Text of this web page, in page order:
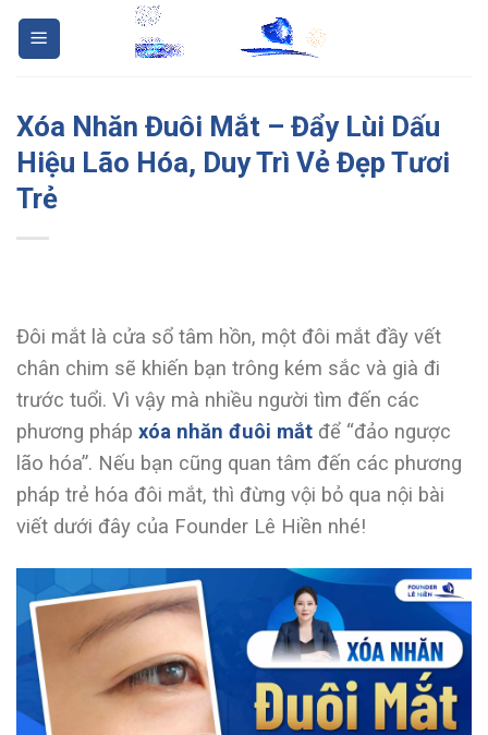
Skip
Xóa Nhăn Đuôi Mắt – Đẩy Lùi Dấu
Hiệu Lão Hóa, Duy Trì Vẻ Đẹp Tươi
Trẻ
Đôi mắt là cửa sổ tâm hồn, một đôi mắt đầy vết
chân chim sẽ khiến bạn trông kém sắc và già đi
trước tuổi. Vì vậy mà nhiều người tìm đến các
phương pháp xóa nhăn đuôi mắt để “đảo ngược
lão hóa”. Nếu bạn cũng quan tâm đến các phương
pháp trẻ hóa đôi mắt, thì đừng vội bỏ qua nội bài
viết dưới đây của Founder Lê Hiền nhé!